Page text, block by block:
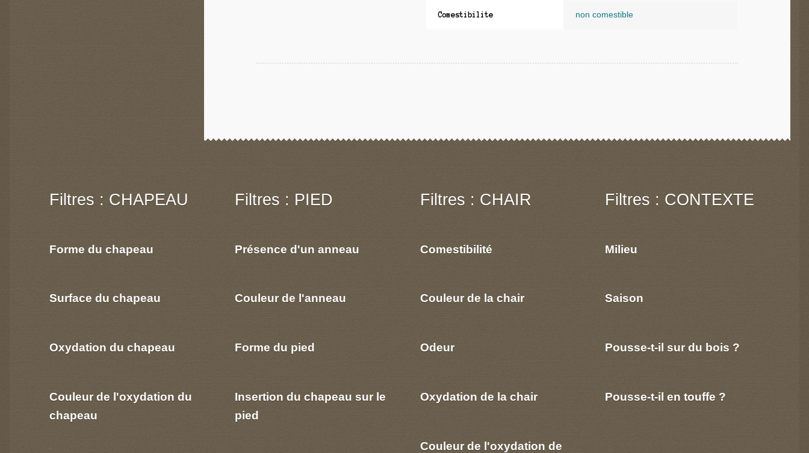
Comestibilite non comestible
Filtres : CHAPEAU
Forme du chapeau
Surface du chapeau
Oxydation du chapeau
Couleur de l'oxydation du
chapeau
Filtres : PIED
Présence d'un anneau
Couleur de l'anneau
Forme du pied
Insertion du chapeau sur le
pied
Filtres : CHAIR
Comestibilité
Couleur de la chair
Odeur
Oxydation de la chair
Couleur de l'oxydation de
Filtres : CONTEXTE
Milieu
Saison
Pousse-t-il sur du bois ?
Pousse-t-il en touffe ?